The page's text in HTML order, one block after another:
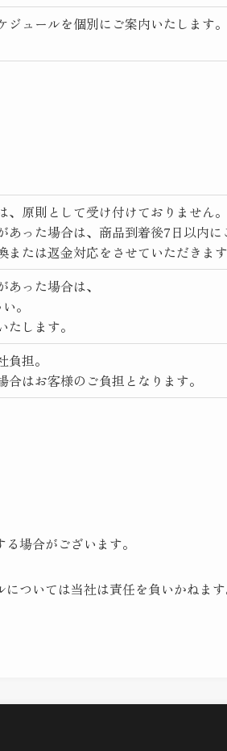
ジュールを個別にご案内いたします。
、原則として受け付けておりません。
あった場合は、商品到着後7日以内
または返金対応をさせていただきま
った場合は、
。
します。
担。
はお客様のご負担となります。
場合がございます。
ついては当社は責任を負いかねま